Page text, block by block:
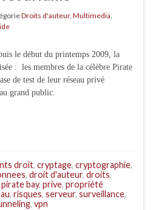
Droits d'auteur, Multimedia
le début du printemps 2009, la
: les membres de la célèbre Pirate
de test de leur réseau privé
grand public.
droit, cryptage, cryptographie,
, droit d'auteur, droits,
pirate bay, prive, propriété
, risques, serveur, surveillance,
, vpn